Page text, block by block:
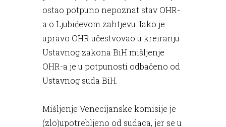
ostao potpuno nepoznat stav OHR-
a o Ljubićevom zahtjevu. Iako je
upravo OHR učestvovao u kreiranju
Ustavnog zakona BiH mišljenje
OHR-a je u potpunosti odbačeno od
Ustavnog suda BiH.
Mišljenje Venecijanske komisije je
(zlo)upotrebljeno od sudaca, jer se u